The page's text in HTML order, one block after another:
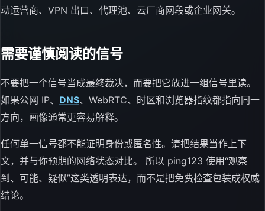
动运营商、VPN 出口、代理池、云厂商网段或企业网关。
需要谨慎阅读的信号
不要把一个信号当成最终裁决，而要把它放进一组信号里读。
如果公网 IP、 DNS、WebRTC、时区和浏览器指纹都指向同一
方向，画像通常更容易解释。
任何单一信号都不能证明身份或匿名性。请把结果当作上下
文，并与你预期的网络状态对比。 所以 ping123 使用“观察
到、可能、疑似”这类透明表达，而不是把免费检查包装成权威
结论。